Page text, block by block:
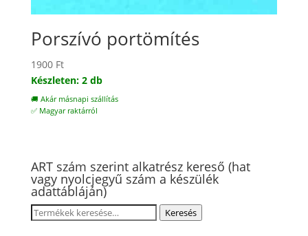
Porszívó portömítés
1900 Ft
Készleten: 2 db
🚚 Akár másnapi szállítás
✅ Magyar raktárról
ART szám szerint alkatrész kereső (hat
vagy nyolcjegyű szám a készülék
adattábláján)
Keresés
Keresés